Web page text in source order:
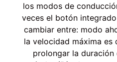
los modos de
veces el botón
cambiar entre: modo
la velocidad máxima es
prolongar la